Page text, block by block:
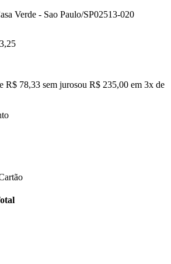
Verde - Sao Paulo/SP02513-020
,25
R$ 78,33 sem jurosou R$ 235,00 em 3x de